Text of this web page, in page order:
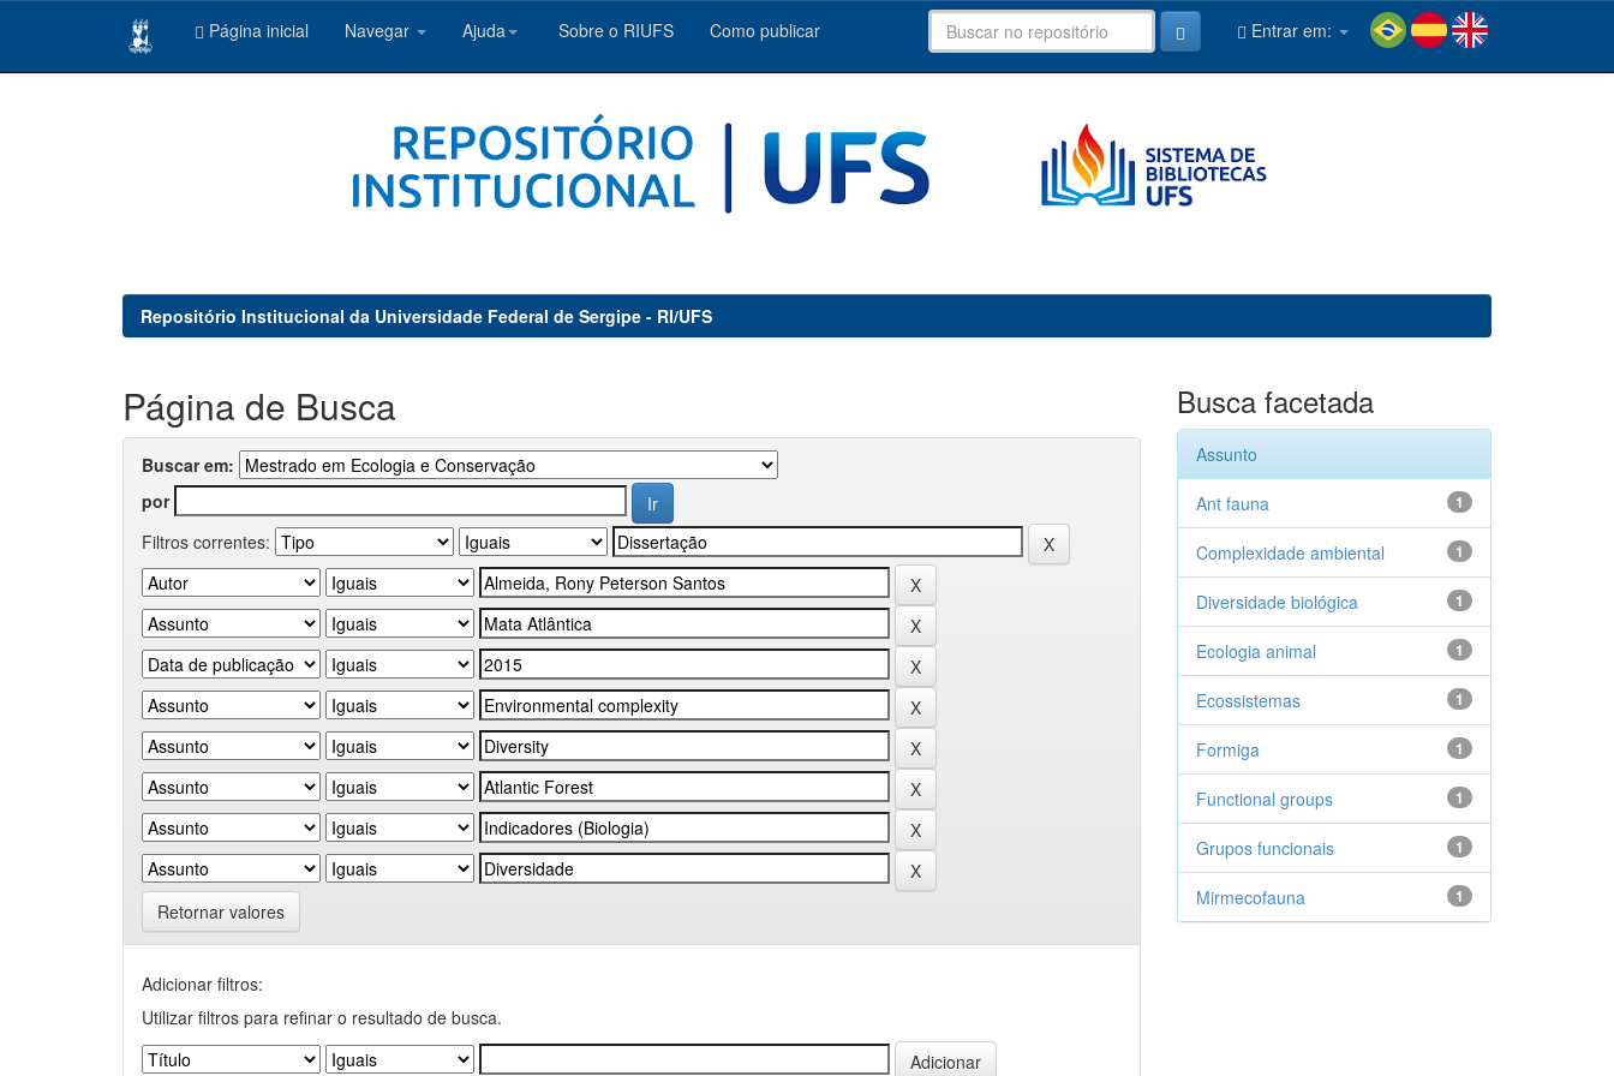
Página inicial Navegar Ajuda Sobre o RIUFS Como publicar Entrar em:
Repositório Institucional da Universidade Federal de Sergipe - RI/UFS
Página de Busca
Buscar em:
por
Filtros correntes:
Retornar valores
Adicionar filtros:
Utilizar filtros para refinar o resultado de busca.
Busca facetada
Assunto
1
Ant fauna
1
Complexidade ambiental
1
Diversidade biológica
1
Ecologia animal
1
Ecossistemas
1
Formiga
1
Functional groups
1
Grupos funcionais
1
Mirmecofauna